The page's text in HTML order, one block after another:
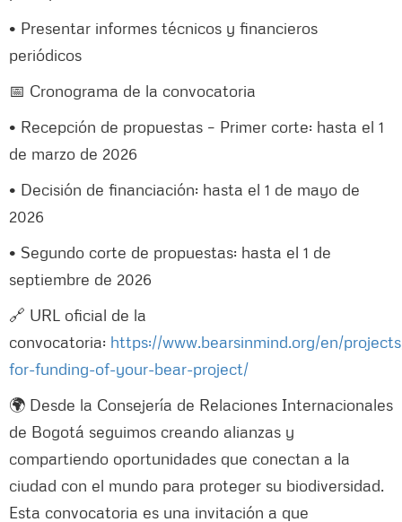
• Presentar informes técnicos y financieros
periódicos
📅 Cronograma de la convocatoria
• Recepción de propuestas – Primer corte: hasta el 1
de marzo de 2026
• Decisión de financiación: hasta el 1 de mayo de
2026
• Segundo corte de propuestas: hasta el 1 de
septiembre de 2026
🔗 URL oficial de la
convocatoria: https://www.bearsinmind.org/en/
for-funding-of-your-bear-project/
🌍 Desde la Consejería de Relaciones Internacionales
de Bogotá seguimos creando alianzas y
compartiendo oportunidades que conectan a la
ciudad con el mundo para proteger su biodiversidad.
Esta convocatoria es una invitación a que